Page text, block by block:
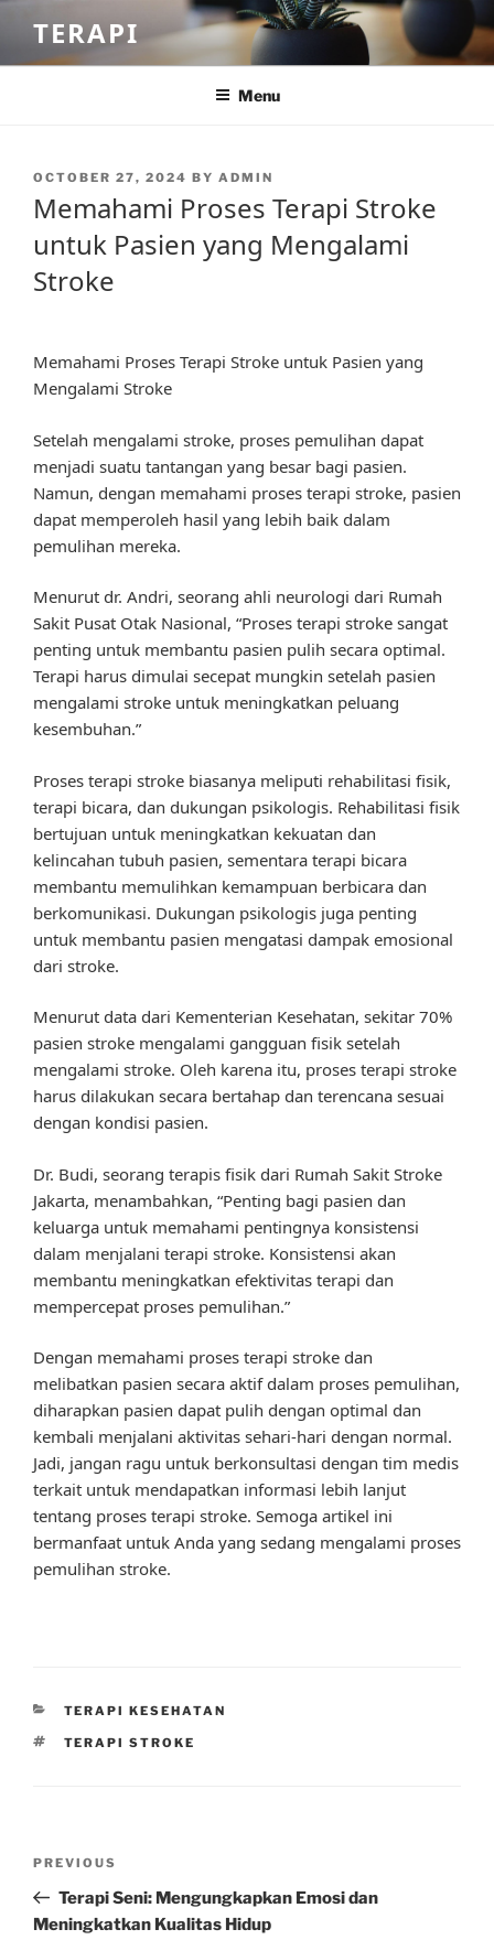
content
TERAPI
Menu
POSTED
OCTOBER 27, 2024 BY ADMIN
Memahami Proses Terapi Stroke
untuk Pasien yang Mengalami
Stroke
Memahami Proses Terapi Stroke untuk Pasien yang
Mengalami Stroke
Setelah mengalami stroke, proses pemulihan dapat
menjadi suatu tantangan yang besar bagi pasien.
Namun, dengan memahami proses terapi stroke, pasien
dapat memperoleh hasil yang lebih baik dalam
pemulihan mereka.
Menurut dr. Andri, seorang ahli neurologi dari Rumah
Sakit Pusat Otak Nasional, “Proses terapi stroke sangat
penting untuk membantu pasien pulih secara optimal.
Terapi harus dimulai secepat mungkin setelah pasien
mengalami stroke untuk meningkatkan peluang
kesembuhan.”
Proses terapi stroke biasanya meliputi rehabilitasi fisik,
terapi bicara, dan dukungan psikologis. Rehabilitasi fisik
bertujuan untuk meningkatkan kekuatan dan
kelincahan tubuh pasien, sementara terapi bicara
membantu memulihkan kemampuan berbicara dan
berkomunikasi. Dukungan psikologis juga penting
untuk membantu pasien mengatasi dampak emosional
dari stroke.
Menurut data dari Kementerian Kesehatan, sekitar 70%
pasien stroke mengalami gangguan fisik setelah
mengalami stroke. Oleh karena itu, proses terapi stroke
harus dilakukan secara bertahap dan terencana sesuai
dengan kondisi pasien.
Dr. Budi, seorang terapis fisik dari Rumah Sakit Stroke
Jakarta, menambahkan, “Penting bagi pasien dan
keluarga untuk memahami pentingnya konsistensi
dalam menjalani terapi stroke. Konsistensi akan
membantu meningkatkan efektivitas terapi dan
mempercepat proses pemulihan.”
Dengan memahami proses terapi stroke dan
melibatkan pasien secara aktif dalam proses pemulihan,
diharapkan pasien dapat pulih dengan optimal dan
kembali menjalani aktivitas sehari-hari dengan normal.
Jadi, jangan ragu untuk berkonsultasi dengan tim medis
terkait untuk mendapatkan informasi lebih lanjut
tentang proses terapi stroke. Semoga artikel ini
bermanfaat untuk Anda yang sedang mengalami proses
pemulihan stroke.
CATEGORIES
TERAPI KESEHATAN
TAGS
TERAPI STROKE
Previous
Post
PREVIOUS
Terapi Seni: Mengungkapkan Emosi dan
Meningkatkan Kualitas Hidup